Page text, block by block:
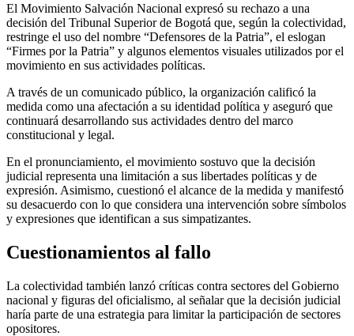
El Movimiento Salvación Nacional expresó su rechazo a una
decisión del Tribunal Superior de Bogotá que, según la colectividad,
restringe el uso del nombre “Defensores de la Patria”, el eslogan
“Firmes por la Patria” y algunos elementos visuales utilizados por el
movimiento en sus actividades políticas.
A través de un comunicado público, la organización calificó la
medida como una afectación a su identidad política y aseguró que
continuará desarrollando sus actividades dentro del marco
constitucional y legal.
En el pronunciamiento, el movimiento sostuvo que la decisión
judicial representa una limitación a sus libertades políticas y de
expresión. Asimismo, cuestionó el alcance de la medida y manifestó
su desacuerdo con lo que considera una intervención sobre símbolos
y expresiones que identifican a sus simpatizantes.
Cuestionamientos al fallo
La colectividad también lanzó críticas contra sectores del Gobierno
nacional y figuras del oficialismo, al señalar que la decisión judicial
haría parte de una estrategia para limitar la participación de sectores
opositores.